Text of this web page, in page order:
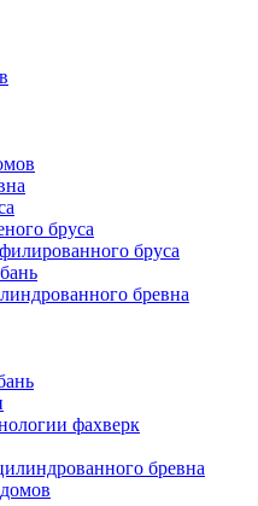
бруса
бруса
бревна
фахверк
бревна